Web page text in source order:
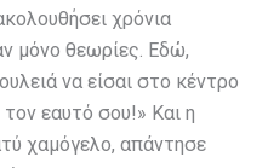
χρόνια
μόνο θεωρίες. Εδώ,
να είσαι στο κέντρο
εαυτό σου!» Και η
χαμόγελο, απάντησε